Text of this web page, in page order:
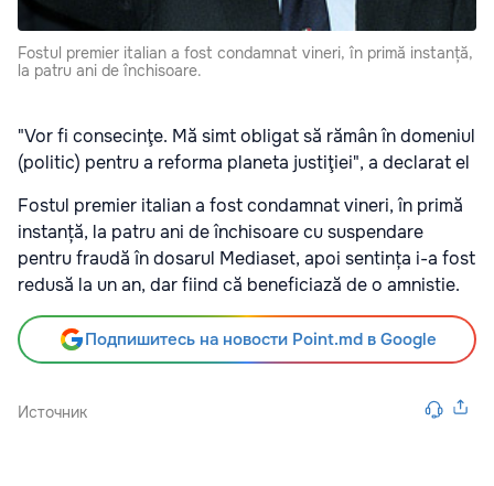
Fostul premier italian a fost condamnat vineri, în primă instanță,
la patru ani de închisoare.
"Vor fi consecinţe. Mă simt obligat să rămân în domeniul
(politic) pentru a reforma planeta justiţiei", a declarat el
Fostul premier italian a fost condamnat vineri, în primă
instanță, la patru ani de închisoare cu suspendare
pentru fraudă în dosarul Mediaset, apoi sentința i-a fost
redusă la un an, dar fiind că beneficiază de o amnistie.
Подпишитесь на новости Point.md в Google
Источник